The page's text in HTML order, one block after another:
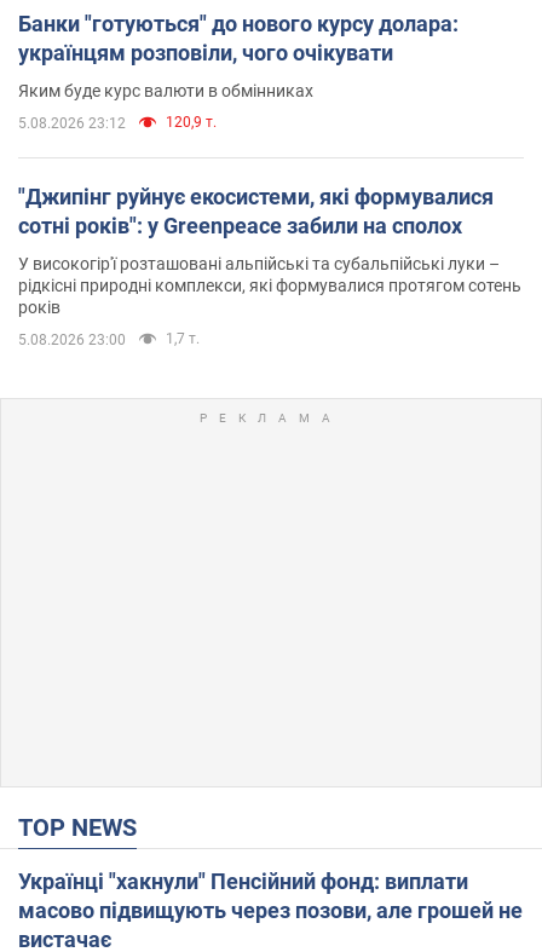
Банки "готуються" до нового курсу долара:
українцям розповіли, чого очікувати
Яким буде курс валюти в обмінниках
5.08.2026 23:12 120,9 т.
"Джипінг руйнує екосистеми, які формувалися
сотні років": у Greenpeace забили на сполох
У високогір'ї розташовані альпійські та субальпійські луки –
рідкісні природні комплекси, які формувалися протягом сотень
років
5.08.2026 23:00 1,7 т.
TOP NEWS
Українці "хакнули" Пенсійний фонд: виплати
масово підвищують через позови, але грошей не
вистачає